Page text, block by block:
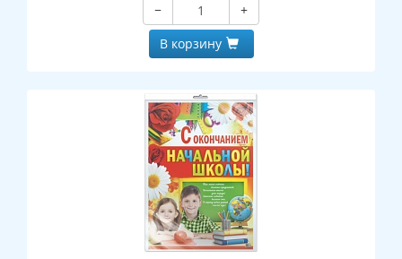
−
+
В корзину